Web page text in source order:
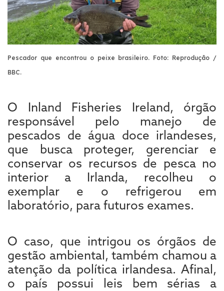
Pescador que encontrou o peixe brasileiro. Foto: Reprodução /
BBC.
O Inland Fisheries Ireland, órgão
responsável pelo manejo de
pescados de água doce irlandeses,
que busca proteger, gerenciar e
conservar os recursos de pesca no
interior a Irlanda, recolheu o
exemplar e o refrigerou em
laboratório, para futuros exames.
O caso, que intrigou os órgãos de
gestão ambiental, também chamou a
atenção da política irlandesa. Afinal,
o país possui leis bem sérias a